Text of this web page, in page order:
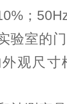
；
验室的
观尺